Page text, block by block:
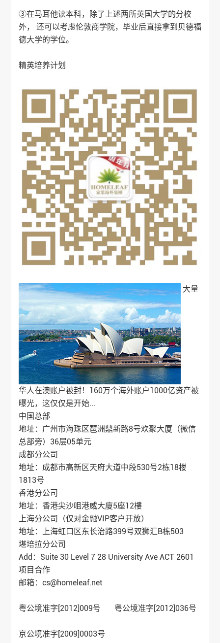
③在马耳他读本科，除了上述两所英国大学的分校
外， 还可以考虑伦敦商学院，毕业后直接拿到贝德福
德大学的学位。
精英培养计划
大量
华人在澳账户被封！160万个海外账户1000亿资产被
曝光，这仅仅是开始...
中国总部
地址：广州市海珠区琶洲鼎新路8号欢聚大厦（微信
总部旁）36层05单元
成都分公司
地址：成都市高新区天府大道中段530号2栋18楼
1813号
香港分公司
地址：香港尖沙咀港威大廈5座12樓
上海分公司（仅对金融VIP客户开放）
地址：上海虹口区东长治路399号双狮汇B栋503
堪培拉分公司
Add：Suite 30 Level 7 28 University Ave ACT 2601
项目合作
邮箱：cs@homeleaf.net
粤公境准字[2012]009号 粤公境准字[2012]036号
京公境准字[2009]0003号